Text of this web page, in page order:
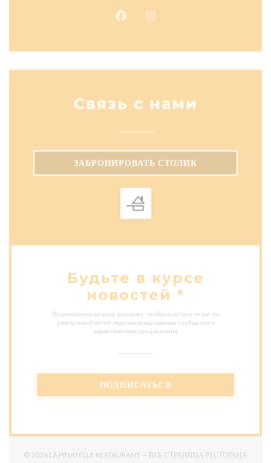
Facebook ((открывается в
Instagram ((открывается
Связь с нами
ЗАБРОНИРОВАТЬ СТОЛИК
Будьте в курсе
новостей *
Подпишитесь на нашу рассылку, чтобы получать от нас по
электронной почте персонализированные сообщения и
маркетинговые предложения.
ПОДПИСАТЬСЯ
© 2026 LA PINATELLE RESTAURANT — ВЕБ-СТРАНИЦА РЕСТОРАНА